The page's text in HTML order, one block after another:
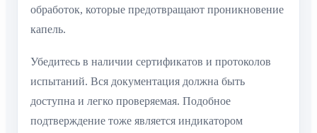
обработок, которые предотвращают проникновение
капель.
Убедитесь в наличии сертификатов и протоколов
испытаний. Вся документация должна быть
доступна и легко проверяемая. Подобное
подтверждение тоже является индикатором